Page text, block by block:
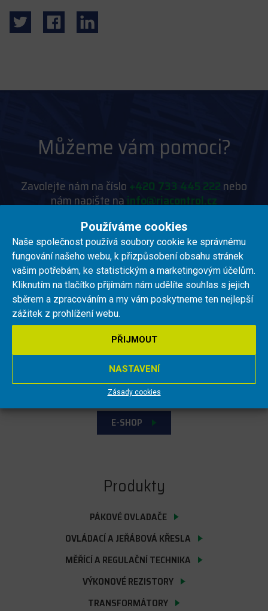
Používáme cookies
Naše společnost používá soubory cookie ke správnému
fungování našeho webu, k přizpůsobení obsahu stránek
vašim potřebám, ke statistickým a marketingovým účelům.
Kliknutím na tlačítko přijímám nám udělíte souhlas s jejich
sběrem a zpracováním a my vám poskytneme ten nejlepší
zážitek z prohlížení webu.
PŘIJMOUT
NASTAVENÍ
Zásady cookies
Můžeme vám pomoci?
Zavolejte nám na číslo+420 733 445 222nebo
nám napište nainfo@riacontrol.cz
RIA control a.s.
O NÁS
PRO AKCIONÁŘE
SLOVNÍK POJMŮ
ZÁSADY COOKIES
E-SHOP
Produkty
PÁKOVÉ OVLADAČE
OVLÁDACÍ A JEŘÁBOVÁ KŘESLA
MĚŘÍCÍ A REGULAČNÍ TECHNIKA
VÝKONOVÉ REZISTORY
TRANSFORMÁTORY